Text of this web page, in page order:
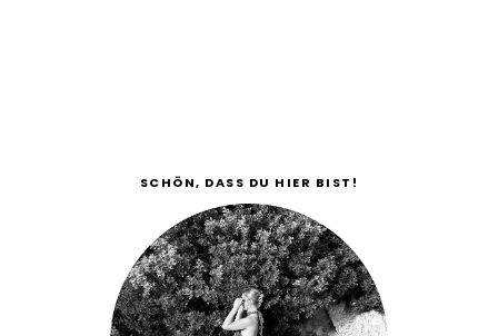
SCHÖN, DASS DU HIER BIST!